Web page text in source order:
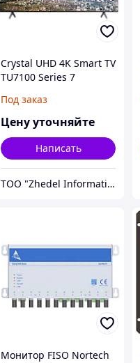
Crystal UHD 4K Smart TV
TU7100 Series 7
Под заказ
Цену уточняйте
Написать
ТОО "Zhedel Information Systems"
Монитор FISO Nortech